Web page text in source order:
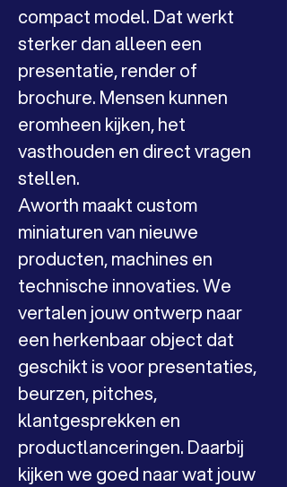
compact model. Dat werkt
sterker dan alleen een
presentatie, render of
brochure. Mensen kunnen
eromheen kijken, het
vasthouden en direct vragen
stellen.
Aworth maakt custom
miniaturen van nieuwe
producten, machines en
technische innovaties. We
vertalen jouw ontwerp naar
een herkenbaar object dat
geschikt is voor presentaties,
beurzen, pitches,
klantgesprekken en
productlanceringen. Daarbij
kijken we goed naar wat jouw